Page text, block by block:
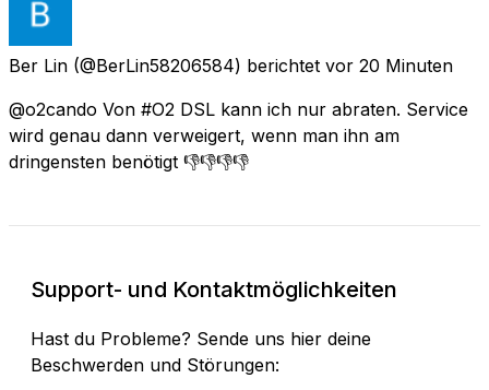
Ber Lin (@BerLin58206584) berichtet vor 20 Minuten
@o2cando Von #O2 DSL kann ich nur abraten. Service
wird genau dann verweigert, wenn man ihn am
dringensten benötigt 👎👎👎👎
Support- und Kontaktmöglichkeiten
Hast du Probleme? Sende uns hier deine
Beschwerden und Störungen: